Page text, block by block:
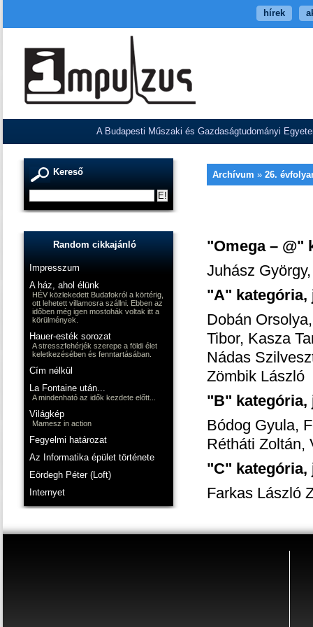
hírek
A Budapesti Műszaki és Gazdaságtudományi
Kereső
Random cikkajánló
Impresszum
A ház, ahol élünk
HÉV közlekedett Budafokról a körtérig,
ott lehetett villamosra szállni. Ebben az
időben még igen mostohák voltak itt a
körülmények.
Hauer-esték sorozat
A stresszfehérjék szerepe a földi élet
keletkezésében és fenntartásában.
Cím nélkül
La Fontaine után...
A mindenható az idők kezdete előtt...
Világkép
Mamesz in action
Fegyelmi határozat
Az Informatika épület története
Eördegh Péter (Loft)
Internyet
Archívum » 26.
"Omega – @"
Juhász
"A" kategória,
Dobán
Tibor, Kasza
Nádas
Zömbik László
"B" kategória,
Bódog Gyula,
Rétháti Zoltán,
"C" kategória,
Farkas László